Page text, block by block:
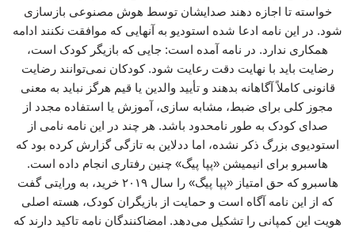
خواسته تا اجازه دهند صدایشان توسط هوش مصنوعی بازسازی
شود. در این نامه ادعا شده استودیو به آنهایی که موافقت نکنند ادامه
همکاری ندارد. در نامه آمده است: جایی که بازیگر کودک است،
رضایت باید با نهایت دقت رعایت شود. کودکان نمی‌توانند رضایت
قانونی کاملاً آگاهانه بدهند و تأیید والدین یا قیم هرگز نباید به معنی
مجوز کلی برای ضبط، مشابه سازی، آموزش یا استفاده مجدد از
صدای کودک به طور نامحدود باشد. هر چند در این نامه نامی از
استودیوی بزرگ ذکر نشده، اما ددلاین به تازگی گزارش کرده بود که
هاسبرو برای انیمیشن «پپا پیگ» چنین رفتاری انجام داده است.
هاسبرو که حق امتیاز «پپا پیگ» را سال ۲۰۱۹ خرید، به ورایتی گفت
که از این نامه آگاه است و حمایت از بازیگران کودک، هسته اصلی
هویت این کمپانی را تشکیل می‌دهد. امضاکنندگان نامه تاکید دارند که